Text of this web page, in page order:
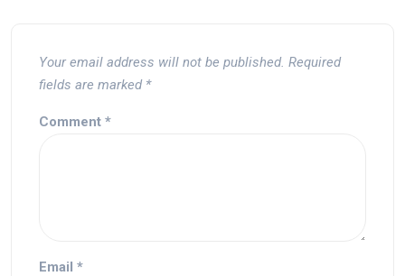
Your email address will not be published. Required
fields are marked *
Comment *
Email *